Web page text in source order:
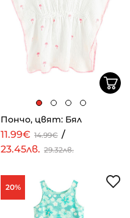
Пончо, цвят: Бял
11.99€ 14.99€ /
23.45лв. 29.32лв.
20%